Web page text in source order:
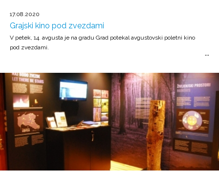
17.08.2020
Grajski kino pod zvezdami
V petek, 14. avgusta je na gradu Grad potekal avgustovski poletni kino
pod zvezdami.